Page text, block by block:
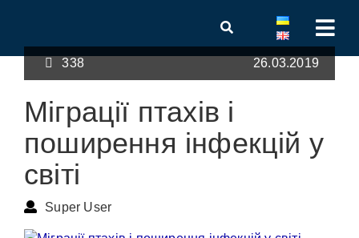
338 26.03.2019
Міграції птахів і
поширення інфекцій у
світі
Super User